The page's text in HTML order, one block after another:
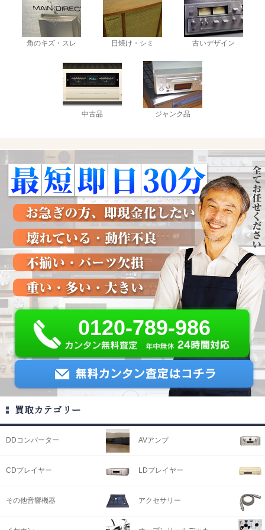
角のキズ・スレ 日焼け・シミ 古いデザイン
中古品 ジャンク品
0120-789-986
買取カテゴリー
DDコンバーター AVアンプ
CDプレイヤー LDプレイヤー
その他音響機器 アクセサリー